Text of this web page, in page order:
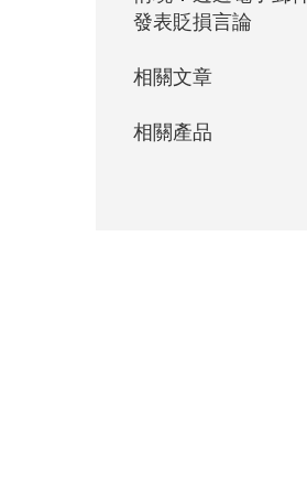
發表貶損言論
相關文章
相關產品